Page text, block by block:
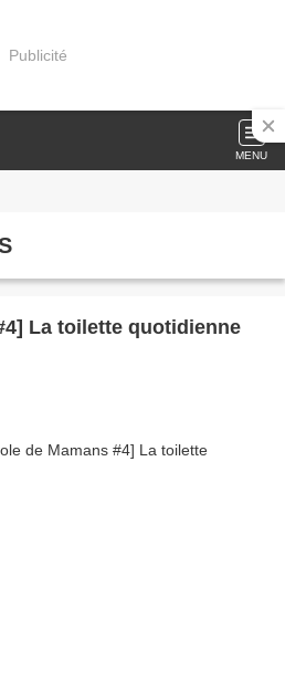
Publicité
MENU
La toilette quotidienne